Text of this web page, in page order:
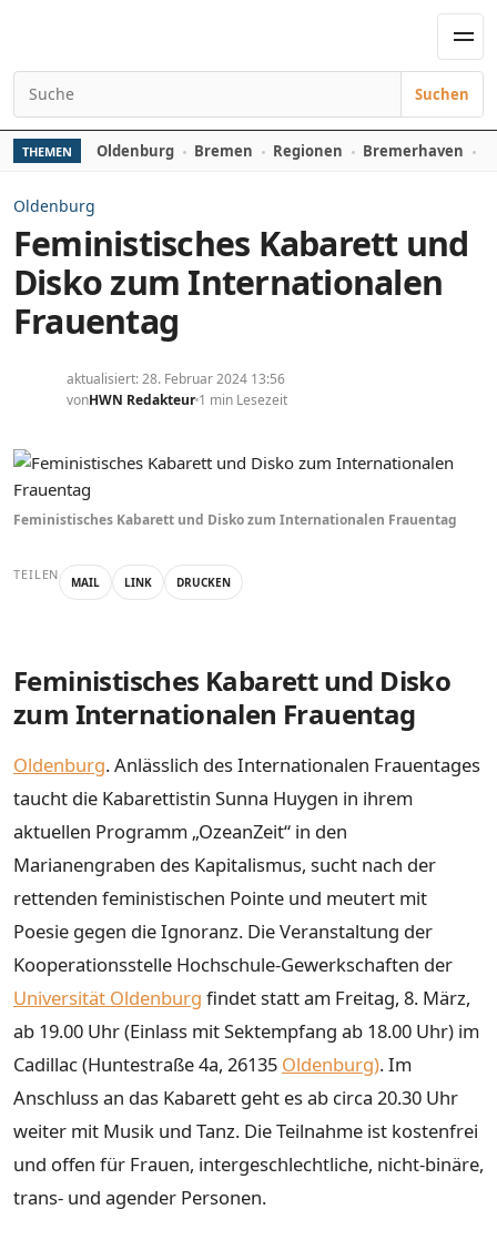
Suchen nach:
Suchen
THEMEN Oldenburg Bremen Regionen Bremerhaven
Oldenburg
Feministisches Kabarett und
Disko zum Internationalen
Frauentag
aktualisiert: 28. Februar 2024 13:56
vonHWN Redakteur 1 min Lesezeit
Feministisches Kabarett und Disko zum Internationalen Frauentag
TEILEN MAIL LINK DRUCKEN
Feministisches Kabarett und Disko
zum Internationalen Frauentag
Oldenburg. Anlässlich des Internationalen Frauentages
taucht die Kabarettistin Sunna Huygen in ihrem
aktuellen Programm „OzeanZeit“ in den
Marianengraben des Kapitalismus, sucht nach der
rettenden feministischen Pointe und meutert mit
Poesie gegen die Ignoranz. Die Veranstaltung der
Kooperationsstelle Hochschule-Gewerkschaften der
Universität Oldenburg findet statt am Freitag, 8. März,
ab 19.00 Uhr (Einlass mit Sektempfang ab 18.00 Uhr) im
Cadillac (Huntestraße 4a, 26135 Oldenburg). Im
Anschluss an das Kabarett geht es ab circa 20.30 Uhr
weiter mit Musik und Tanz. Die Teilnahme ist kostenfrei
und offen für Frauen, intergeschlechtliche, nicht-binäre,
trans- und agender Personen.